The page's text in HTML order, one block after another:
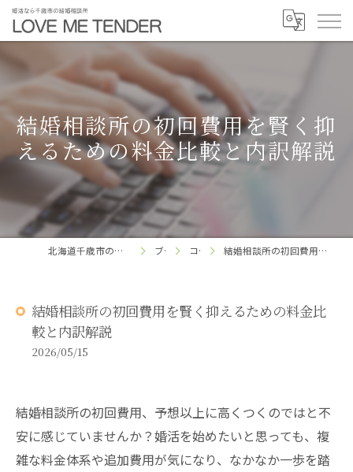
結婚相談所の初回費用を賢く抑
えるための料金比較と内訳解説
北海道千歳市の結婚相談所ならLOVE ME TENDER ブログ コラム 結婚相談所の初回費用を賢く抑えるための料金比較と内訳解説
結婚相談所の初回費用を賢く抑えるための料金比
較と内訳解説
2026/05/15
結婚相談所の初回費用、予想以上に高くつくのではと不
安に感じていませんか？婚活を始めたいと思っても、複
雑な料金体系や追加費用が気になり、なかなか一歩を踏